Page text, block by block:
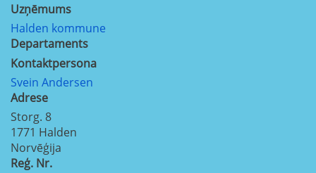
Uzņēmums
Halden kommune
Departaments
Kontaktpersona
Svein Andersen
Adrese
Storg. 8
1771 Halden
Norvēģija
Reģ. Nr.